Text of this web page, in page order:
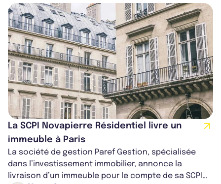
La SCPI Novapierre Résidentiel livre un
immeuble à Paris
La société de gestion Paref Gestion, spécialisée
dans l’investissement immobilier, annonce la
livraison d’un immeuble pour le compte de sa SCPI